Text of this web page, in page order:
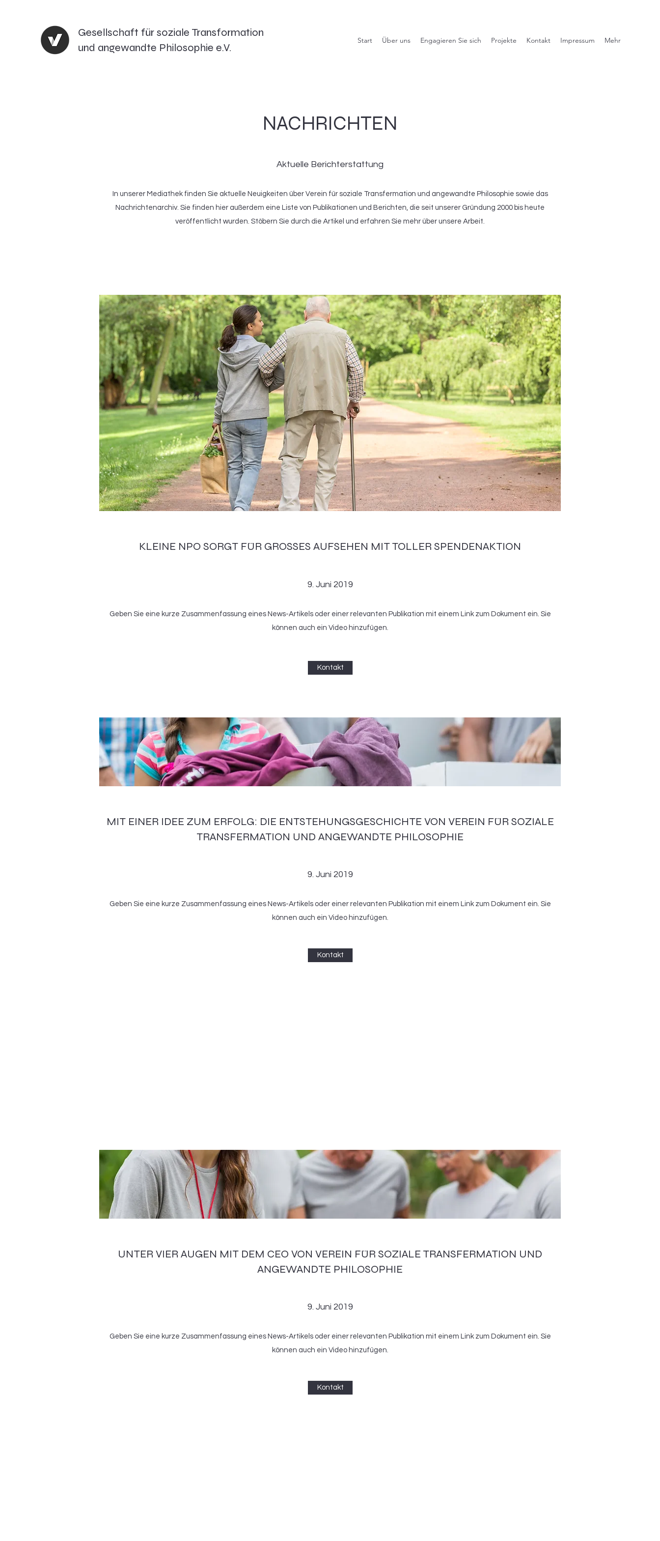
Gesellschaft für soziale Transformation
und angewandte Philosophie e.V.
Start Über uns Engagieren Sie sich Projekte Kontakt Impressum Mehr
NACHRICHTEN
Aktuelle Berichterstattung
In unserer Mediathek finden Sie aktuelle Neuigkeiten über Verein für soziale Transfermation und angewandte Philosophie sowie das
Nachrichtenarchiv. Sie finden hier außerdem eine Liste von Publikationen und Berichten, die seit unserer Gründung 2000 bis heute
veröffentlicht wurden. Stöbern Sie durch die Artikel und erfahren Sie mehr über unsere Arbeit.
KLEINE NPO SORGT FÜR GROSSES AUFSEHEN MIT TOLLER SPENDENAKTION
9. Juni 2019
Geben Sie eine kurze Zusammenfassung eines News-Artikels oder einer relevanten Publikation mit einem Link zum Dokument ein. Sie
können auch ein Video hinzufügen.
Kontakt
MIT EINER IDEE ZUM ERFOLG: DIE ENTSTEHUNGSGESCHICHTE VON VEREIN FÜR SOZIALE
TRANSFERMATION UND ANGEWANDTE PHILOSOPHIE
9. Juni 2019
Geben Sie eine kurze Zusammenfassung eines News-Artikels oder einer relevanten Publikation mit einem Link zum Dokument ein. Sie
können auch ein Video hinzufügen.
Kontakt
UNTER VIER AUGEN MIT DEM CEO VON VEREIN FÜR SOZIALE TRANSFERMATION UND
ANGEWANDTE PHILOSOPHIE
9. Juni 2019
Geben Sie eine kurze Zusammenfassung eines News-Artikels oder einer relevanten Publikation mit einem Link zum Dokument ein. Sie
können auch ein Video hinzufügen.
Kontakt